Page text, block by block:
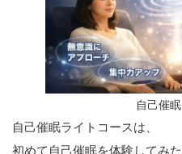
自己催
自己催眠ライトコースは、
初めて自己催眠を体験してみ